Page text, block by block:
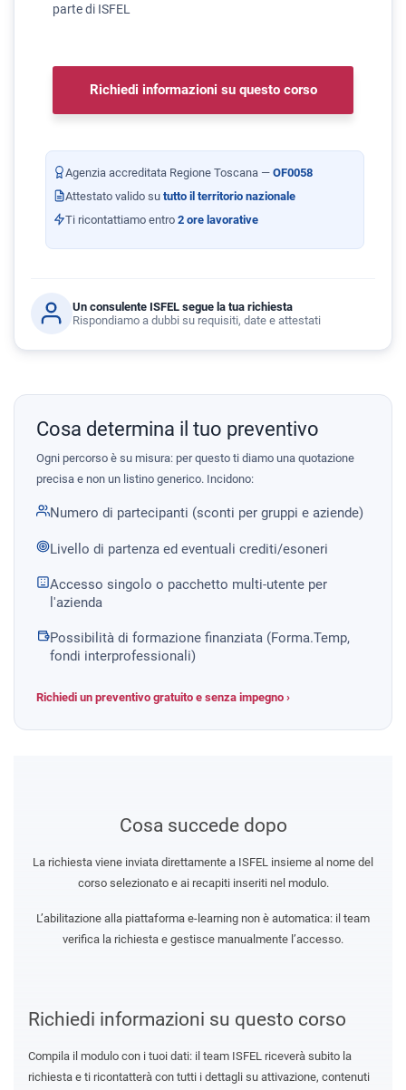
parte di ISFEL
Richiedi informazioni su questo corso
Agenzia accreditata Regione Toscana — OF0058
Attestato valido su tutto il territorio nazionale
Ti ricontattiamo entro 2 ore lavorative
Un consulente ISFEL segue la tua richiesta
Rispondiamo a dubbi su requisiti, date e attestati
Cosa determina il tuo preventivo
Ogni percorso è su misura: per questo ti diamo una quotazione
precisa e non un listino generico. Incidono:
Numero di partecipanti (sconti per gruppi e aziende)
Livello di partenza ed eventuali crediti/esoneri
Accesso singolo o pacchetto multi-utente per
l'azienda
Possibilità di formazione finanziata (Forma.Temp,
fondi interprofessionali)
Richiedi un preventivo gratuito e senza impegno ›
Richiedi informazioni su questo corso
Compila il modulo con i tuoi dati: il team ISFEL riceverà subito la
richiesta e ti ricontatterà con tutti i dettagli su attivazione, contenuti
Cosa succede dopo
La richiesta viene inviata direttamente a ISFEL insieme al nome del
corso selezionato e ai recapiti inseriti nel modulo.
L’abilitazione alla piattaforma e-learning non è automatica: il team
verifica la richiesta e gestisce manualmente l’accesso.